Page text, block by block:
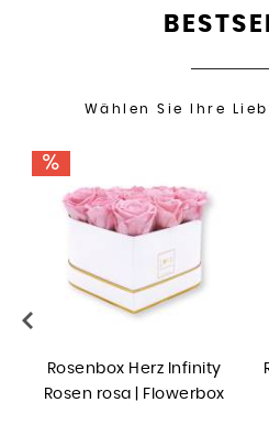
Wählen Sie Ihre
Rosenbox Herz Infinity
Rosen rosa | Flowerbox